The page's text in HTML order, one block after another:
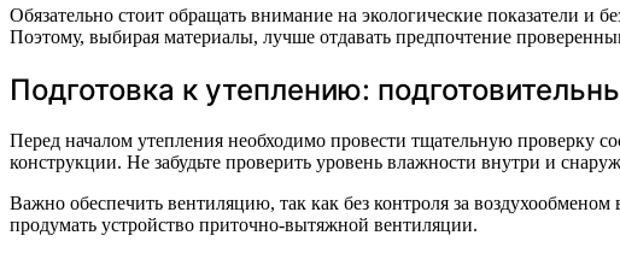
Обязательно стоит обращать внимание на экологические показатели и
Поэтому, выбирая материалы, лучше отдавать предпочтение
Подготовка к утеплению:
Перед началом утепления необходимо провести тщательную проверку
конструкции. Не забудьте проверить уровень влажности внутри и
Важно обеспечить вентиляцию, так как без контроля за
продумать устройство приточно-вытяжной вентиляции.